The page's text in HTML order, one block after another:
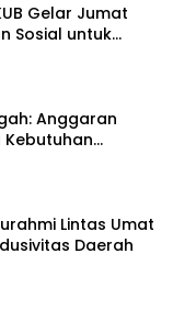
Gelar Jumat
Sosial untuk
Anggaran
Lintas Umat
Daerah